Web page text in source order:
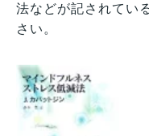
法などが記されてい
さい。